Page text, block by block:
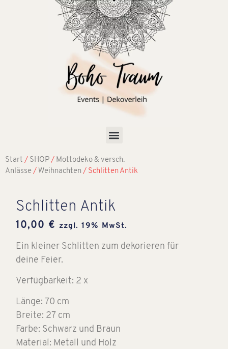
Start / SHOP / Mottodeko & versch.
Anlässe / Weihnachten / Schlitten Antik
Schlitten Antik
10,00 € zzgl. 19% MwSt.
Ein kleiner Schlitten zum dekorieren für
deine Feier.
Verfügbarkeit: 2 x
Länge: 70 cm
Breite: 27 cm
Farbe: Schwarz und Braun
Material: Metall und Holz